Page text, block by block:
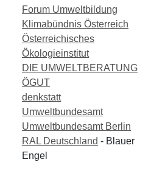
Forum Umweltbildung
Klimabündnis Österreich
Österreichisches
Ökologieinstitut
DIE UMWELTBERATUNG
ÖGUT
denkstatt
Umweltbundesamt
Umweltbundesamt Berlin
RAL Deutschland - Blauer
Engel